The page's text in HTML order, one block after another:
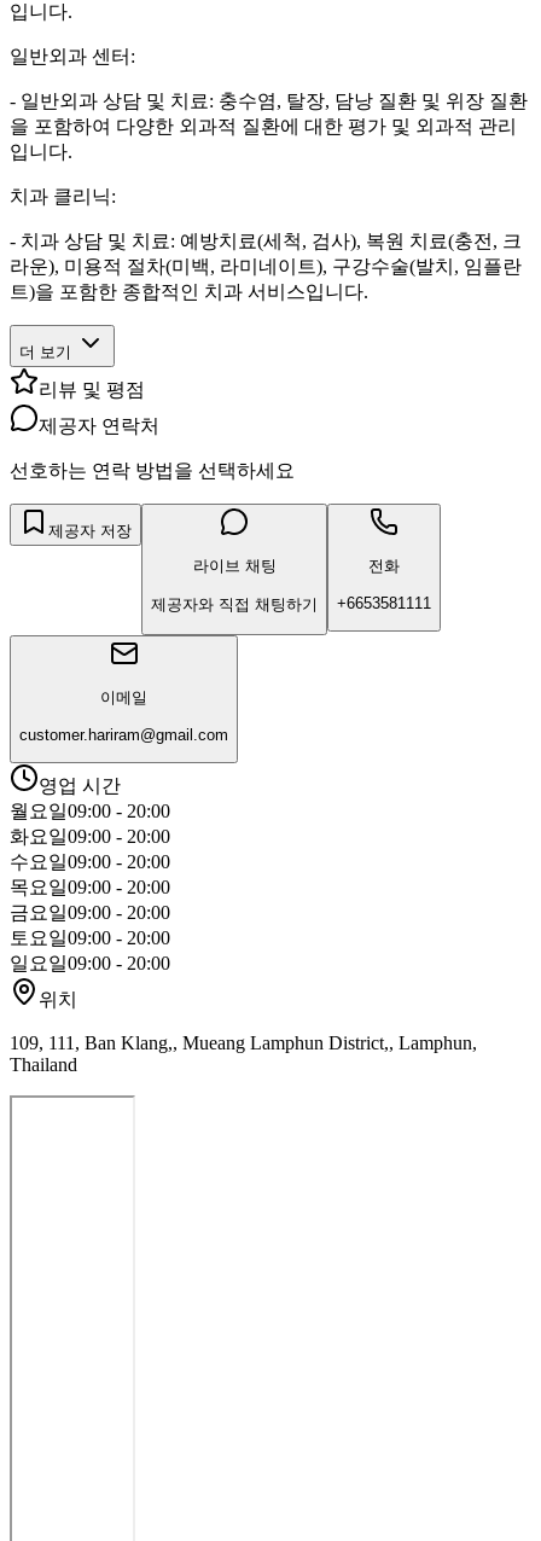
입니다.
일반외과 센터:
- 일반외과 상담 및 치료: 충수염, 탈장, 담낭 질환 및 위장 질환
을 포함하여 다양한 외과적 질환에 대한 평가 및 외과적 관리
입니다.
치과 클리닉:
- 치과 상담 및 치료: 예방치료(세척, 검사), 복원 치료(충전, 크
라운), 미용적 절차(미백, 라미네이트), 구강수술(발치, 임플란
트)을 포함한 종합적인 치과 서비스입니다.
더 보기
리뷰 및 평점
제공자 연락처
선호하는 연락 방법을 선택하세요
제공자 저장
라이브 채팅
제공자와 직접 채팅하기
전화
+6653581111
이메일
customer.hariram@gmail.com
영업 시간
월요일09:00 - 20:00
화요일09:00 - 20:00
수요일09:00 - 20:00
목요일09:00 - 20:00
금요일09:00 - 20:00
토요일09:00 - 20:00
일요일09:00 - 20:00
위치
109, 111, Ban Klang,, Mueang Lamphun District,, Lamphun,
Thailand